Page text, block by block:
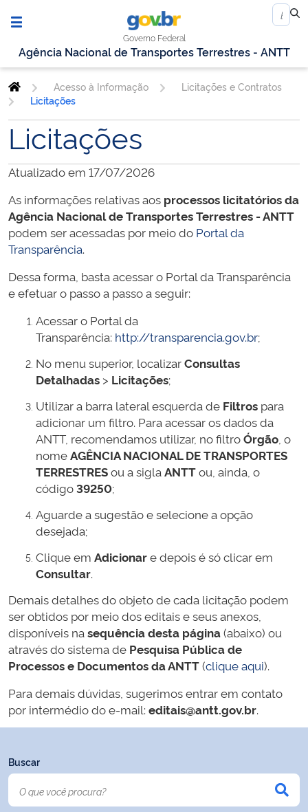
Governo Federal
Agência Nacional de Transportes Terrestres - ANTT
Acesso à Informação
Licitações e Contratos
Licitações
Licitações
Atualizado em 17/07/2026
As informações relativas aos processos licitatórios da
Agência Nacional de Transportes Terrestres - ANTT
podem ser acessadas por meio do Portal da
Transparência.
Dessa forma, basta acessar o Portal da Transparência
e efetuar o passo a passo a seguir:
Acessar o Portal da
Transparência: http://transparencia.gov.br;
No menu superior, localizarConsultas
Detalhadas > Licitações;
Utilizar a barra lateral esquerda de Filtros para
adicionar um filtro. Para acessar os dados da
ANTT, recomendamos utilizar, no filtroÓrgão , o
nomeAGÊNCIA NACIONAL DE TRANSPORTES
TERRESTRESou a siglaANTTou, ainda, o
código39250;
Aguarde a sugestão e selecione a opção
desejada;
Clique em Adicionare depois é só clicar em
Consultar.
Demais detalhes do objeto de cada licitação podem
ser obtidos por meio dos editais e seus anexos,
disponíveis nasequência desta página(abaixo) ou
através do sistema de Pesquisa Pública de
Processos e Documentos da ANTT(clique aqui).
Para demais dúvidas, sugerimos entrar em contato
por intermédio do e-mail: editais@antt.gov.br.
Buscar